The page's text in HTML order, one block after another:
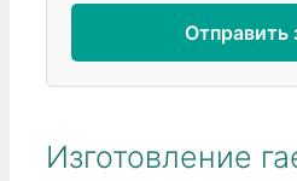
Отправить
Изготовление